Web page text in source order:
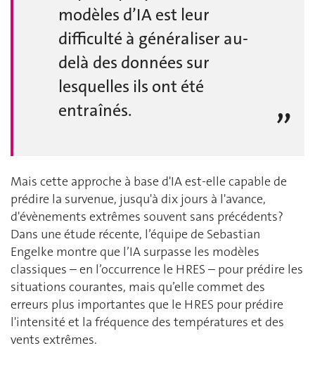
modèles d’IA est leur
difficulté à généraliser au-
delà des données sur
lesquelles ils ont été
entraînés.
Mais cette approche à base d'IA est-elle capable de
prédire la survenue, jusqu'à dix jours à l'avance,
d'évènements extrêmes souvent sans précédents?
Dans une étude récente, l’équipe de Sebastian
Engelke montre que l’IA surpasse les modèles
classiques – en l’occurrence le HRES – pour prédire les
situations courantes, mais qu’elle commet des
erreurs plus importantes que le HRES pour prédire
l'intensité et la fréquence des températures et des
vents extrêmes.